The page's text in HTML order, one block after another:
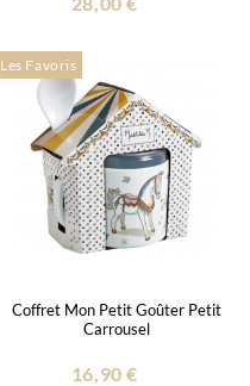
Les Favoris
Coffret Mon Petit Goûter Petit
Carrousel
16,90 €